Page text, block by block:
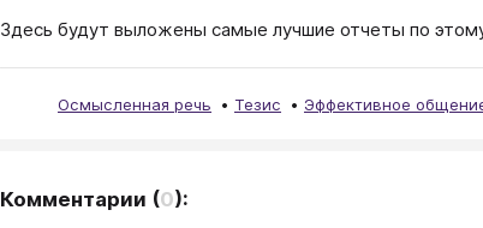
Здесь будут выложены самые лучшие отчеты по
Осмысленная речь Тезис Эффективное
Комментарии (0):